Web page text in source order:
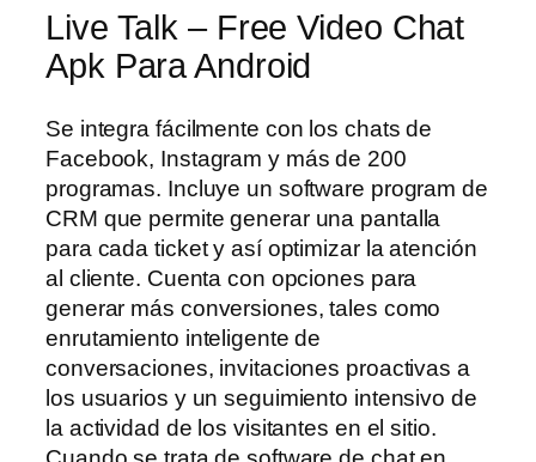
Live Talk – Free Video Chat
Apk Para Android
Se integra fácilmente con los chats de
Facebook, Instagram y más de 200
programas. Incluye un software program de
CRM que permite generar una pantalla
para cada ticket y así optimizar la atención
al cliente. Cuenta con opciones para
generar más conversiones, tales como
enrutamiento inteligente de
conversaciones, invitaciones proactivas a
los usuarios y un seguimiento intensivo de
la actividad de los visitantes en el sitio.